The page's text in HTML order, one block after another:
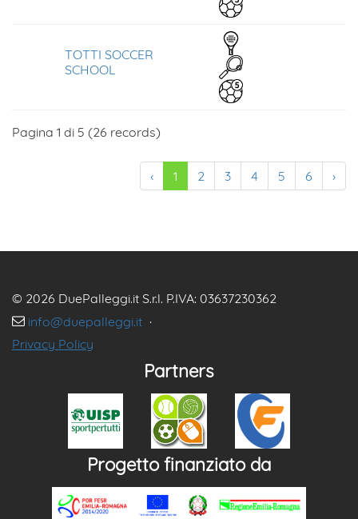
TOTTI SOCCER
SCHOOL
Pagina 1 di 5 (26 records)
‹ 1 2 3 4 5 6 ›
© 2026 DuePalleggi.it S.r.l. P.IVA: 03637230362
info@duepalleggi.it ·
Privacy Policy
Partners
Progetto finanziato da